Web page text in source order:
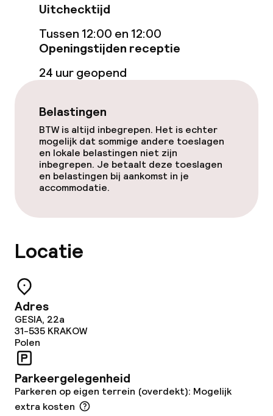
Stoombad
Turks stoombad (hamam)
Spacentrum
Massage
Schoonheidssalon
Fitnessruimte / gym
Betaalde wifi
Eet- en drinkgelegenheden
Bar
Uitchecktijd
Tussen 12:00 en 12:00
Openingstijden receptie
24 uur geopend
Belastingen
BTW is altijd inbegrepen. Het is echter
mogelijk dat sommige andere toeslagen
en lokale belastingen niet zijn
inbegrepen. Je betaalt deze toeslagen
en belastingen bij aankomst in je
accommodatie.
Locatie
Adres
GESIA, 22a
31-535 KRAKOW
Polen
Parkeergelegenheid
Parkeren op eigen terrein (overdekt): Mogelijk
extra kosten